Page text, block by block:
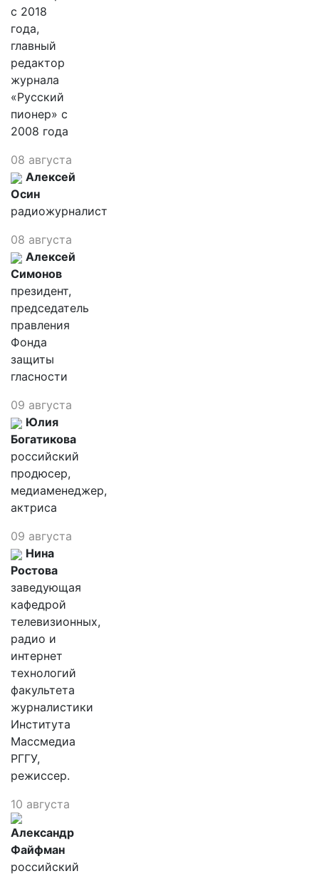
с 2018
года,
главный
редактор
журнала
«Русский
пионер» с
2008 года
08 августа
Алексей
Осин
радиожурналист
08 августа
Алексей
Симонов
президент,
председатель
правления
Фонда
защиты
гласности
09 августа
Юлия
Богатикова
российский
продюсер,
медиаменеджер,
актриса
09 августа
Нина
Ростова
заведующая
кафедрой
телевизионных,
радио и
интернет
технологий
факультета
журналистики
Института
Массмедиа
РГГУ,
режиссер.
10 августа
Александр
Файфман
российский